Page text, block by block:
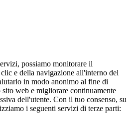
possiamo monitorare il
e della navigazione all'interno del
in modo anonimo al fine di
web e migliorare continuamente
dell'utente. Con il tuo consenso, su
i seguenti servizi di terze parti: